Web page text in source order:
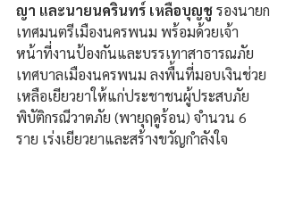
ญา และนายนครินทร์ เหลือบุญชู รองนายก
เทศมนตรีเมืองนครพนม พร้อมด้วยเจ้า
หน้าที่งานป้องกันและบรรเทาสาธารณภัย
เทศบาลเมืองนครพนม ลงพื้นที่มอบเงินช่วย
เหลือเยียวยาให้แก่ประชาชนผู้ประสบภัย
พิบัติกรณีวาตภัย (พายุฤดูร้อน) จำนวน 6
ราย เร่งเยียวยาและสร้างขวัญกำลังใจ